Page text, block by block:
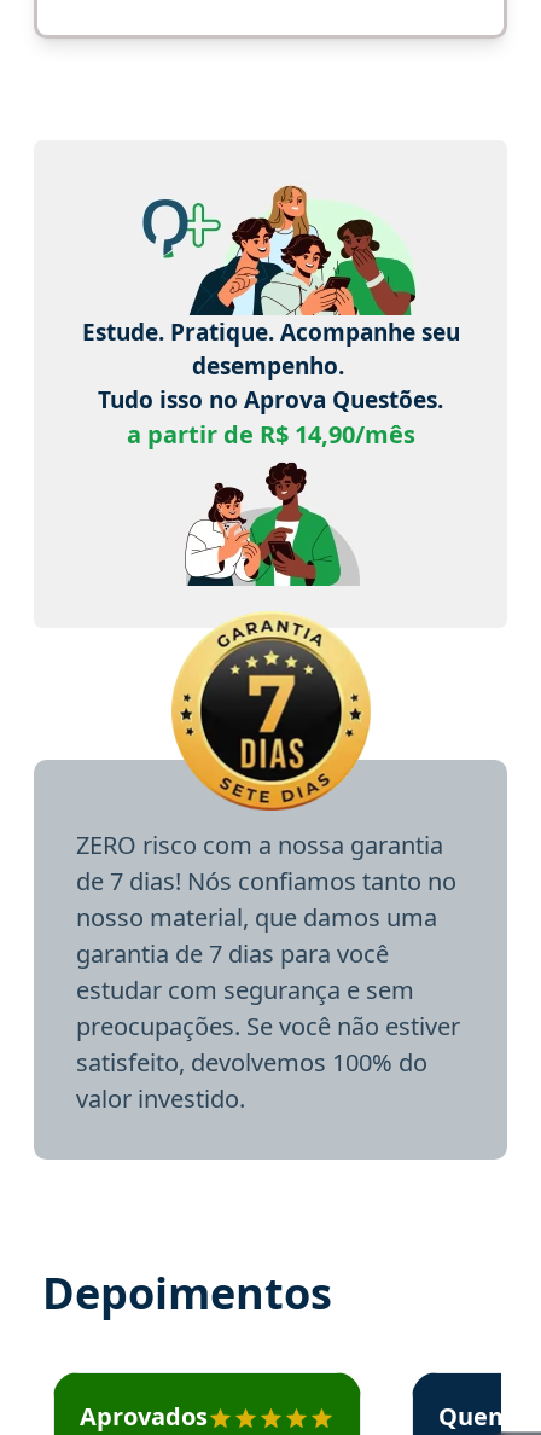
Estude. Pratique. Acompanhe seu
desempenho.
Tudo isso no Aprova Questões.
a partir de R$ 14,90/mês
ZERO risco com a nossa garantia
de 7 dias! Nós confiamos tanto no
nosso material, que damos uma
garantia de 7 dias para você
estudar com segurança e sem
preocupações. Se você não estiver
satisfeito, devolvemos 100% do
valor investido.
Depoimentos
Estudante José recomenda o Aprova Concursos em
Aprovados
Estudante
Quem